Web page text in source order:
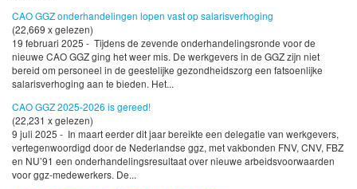
CAO GGZ onderhandelingen lopen vast op salarisverhoging
(22,669 x gelezen)
19 februari 2025 - Tijdens de zevende onderhandelingsronde voor de
nieuwe CAO GGZ ging het weer mis. De werkgevers in de GGZ zijn niet
bereid om personeel in de geestelijke gezondheidszorg een fatsoenlijke
salarisverhoging aan te bieden. Het...
CAO GGZ 2025-2026 is gereed!
(22,231 x gelezen)
9 juli 2025 - In maart eerder dit jaar bereikte een delegatie van werkgevers,
vertegenwoordigd door de Nederlandse ggz, met vakbonden FNV, CNV, FBZ
en NU’91 een onderhandelingsresultaat over nieuwe arbeidsvoorwaarden
voor ggz-medewerkers. De...